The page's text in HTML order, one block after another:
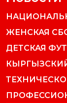
ЖЕНСКАЯ
ДЕТСКАЯ